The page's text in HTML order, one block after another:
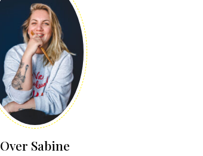
Over Sabine